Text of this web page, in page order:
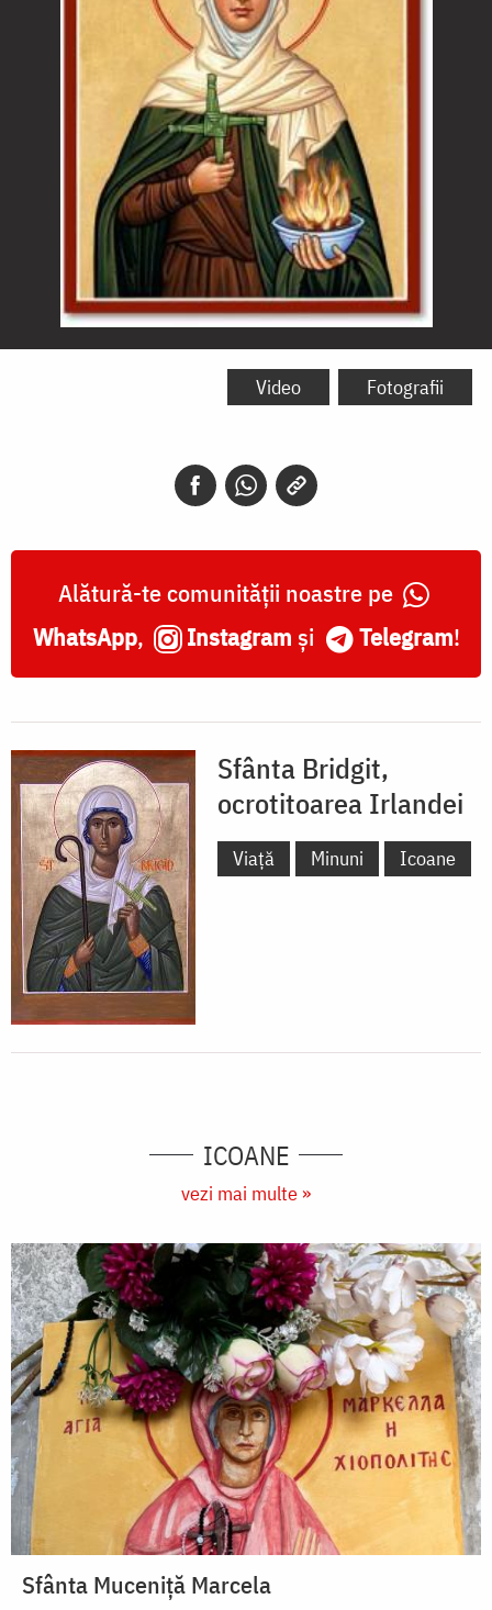
Sfânta
Video Fotografii
Alătură-te comunității noastre pe
WhatsApp, Instagram și Telegram!
Sfânta Bridgit,
ocrotitoarea Irlandei
Viață Minuni Icoane
ICOANE
vezi mai multe »
Sfânta Muceniță Marcela